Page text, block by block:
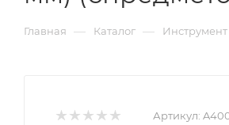
Главная — Каталог — Инструмент
Артикул: